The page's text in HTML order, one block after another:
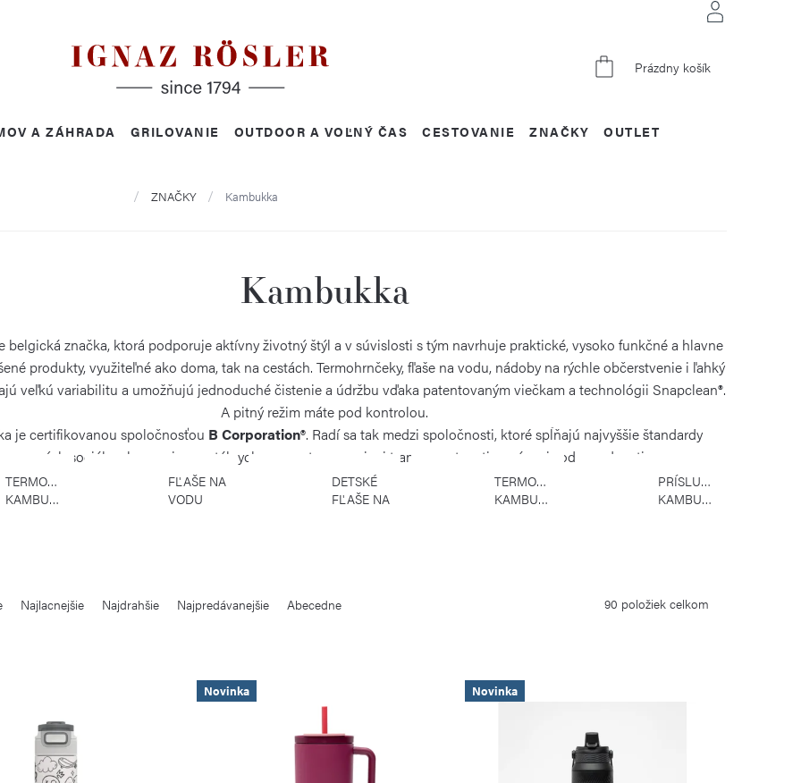
NÁKUPNÝ
Prázdny košík
A ZÁHRADA GRILOVANIE OUTDOOR A VOĽNÝ ČAS CESTOVANIE OUTLET
ZNAČKY
DomovZNAČKY Kambukka
Kambukka
belgická značka, ktorá podporuje aktívny životný štýl a v súvislosti s tým navrhuje praktické, vysoko funkčné a hlavne
produkty, využiteľné ako doma, tak na cestách. Termohrnčeky, fľaše na vodu, nádoby na rýchle občerstvenie i ľahký
veľkú variabilitu a umožňujú jednoduché čistenie a údržbu vďaka patentovaným viečkam a technológii Snapclean®.
A pitný režim máte pod kontrolou.
je certifikovanou spoločnosťou B Corporation®. Radí sa tak medzi spoločnosti, ktoré spĺňajú najvyššie štandardy
overených sociálnych a enviromentálnych parametrov, verejnej transparentnosti a právnej zodpovednosti.
TERMOFĽAŠE
KAMBUKKA
FĽAŠE NA
VODU
DETSKÉ
FĽAŠE NA
TERMONÁDOBY
KAMBUKKA
PRÍSLUŠENSTVO
KAMBUKKA
Najlacnejšie Najdrahšie Najpredávanejšie Abecedne 90 položiek celkom
Novinka Novinka